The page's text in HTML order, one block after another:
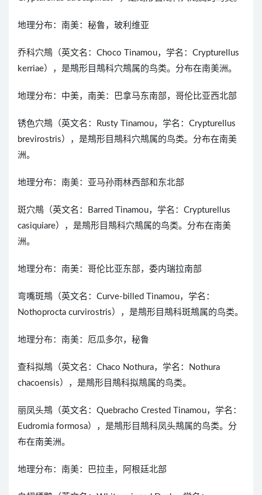
地理分布：南美：秘鲁，玻利维亚
乔科穴䳍（英文名：Choco Tinamou，学名：Crypturellus
kerriae），是䳍形目䳍科穴䳍属的鸟类。分布在南美洲。
地理分布：中美，南美：巴拿马东南部，哥伦比亚西北部
锈色穴䳍（英文名：Rusty Tinamou，学名：Crypturellus
brevirostris），是䳍形目䳍科穴䳍属的鸟类。分布在南美
洲。
地理分布：南美：亚马孙雨林西部和东北部
斑穴䳍（英文名：Barred Tinamou，学名：Crypturellus
casiquiare），是䳍形目䳍科穴䳍属的鸟类。分布在南美
洲。
地理分布：南美：哥伦比亚东部，委内瑞拉南部
弯嘴斑䳍（英文名：Curve-billed Tinamou，学名：
Nothoprocta curvirostris），是䳍形目䳍科斑䳍属的鸟类。
地理分布：南美：厄瓜多尔，秘鲁
查科拟䳍（英文名：Chaco Nothura，学名：Nothura
chacoensis），是䳍形目䳍科拟䳍属的鸟类。
丽凤头䳍（英文名：Quebracho Crested Tinamou，学名：
Eudromia formosa），是䳍形目䳍科凤头䳍属的鸟类。分
布在南美洲。
地理分布：南美：巴拉圭，阿根廷北部